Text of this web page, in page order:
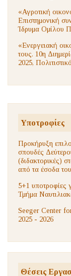
«Αγροτική
Επιστημονική
Ίδρυμα Ομίλου
«Ενεργειακή
τους. 10η
2025,
Υποτροφίες
Προκήρυξη
σπουδές
(διδακτορικές)
από τα έσοδα
5+1 υποτροφίες
Τμήμα
Seeger Center
2025 - 2026
Θέσεις